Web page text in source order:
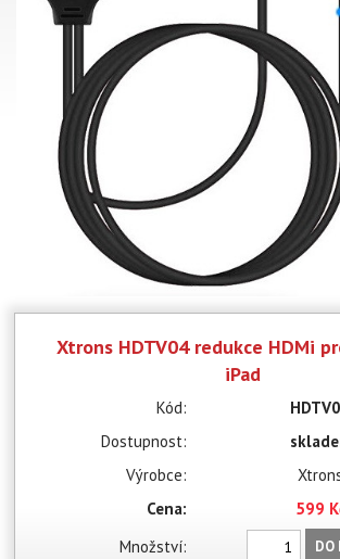
Xtrons HDTV04 redukce HDMi
iPad
Kód:
Dostupnost:
Výrobce:
Cena:
599
Množství:
DO